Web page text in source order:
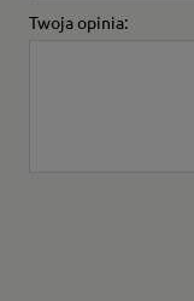
Twoja opinia: